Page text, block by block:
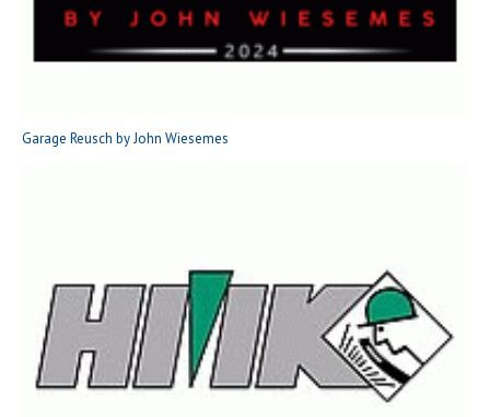
Garage Reusch by John Wiesemes